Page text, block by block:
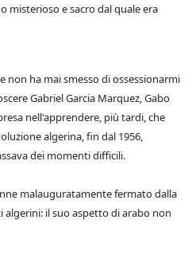
misterioso e sacro dal quale era
non ha mai smesso di ossessionarmi
Gabriel Garcia Marquez, Gabo
nell'apprendere, più tardi, che
algerina, fin dal 1956,
dei momenti difficili.
malauguratamente fermato dalla
algerini: il suo aspetto di arabo non